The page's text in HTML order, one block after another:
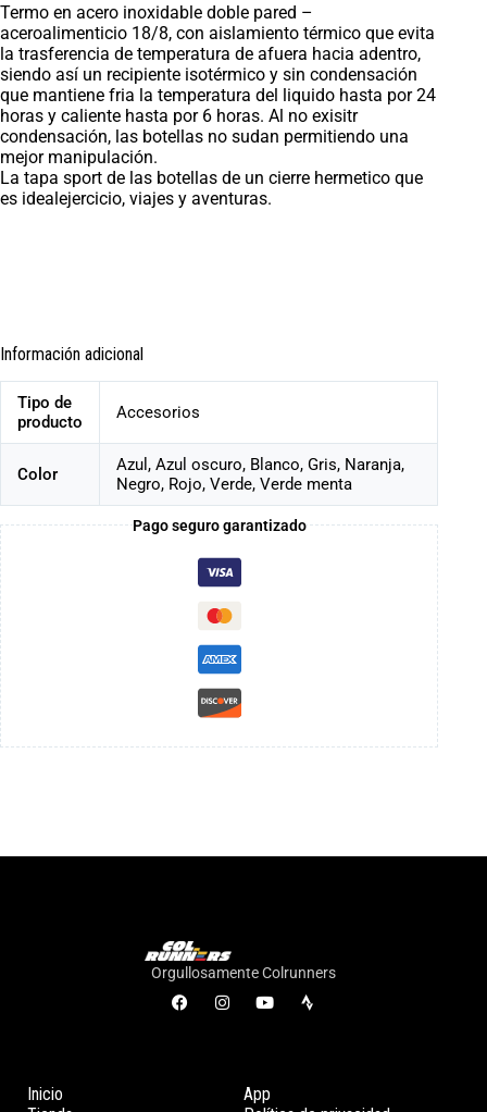
Termo en acero inoxidable doble pared –
aceroalimenticio 18/8, con aislamiento térmico que evita
la trasferencia de temperatura de afuera hacia adentro,
siendo así un recipiente isotérmico y sin condensación
que mantiene fria la temperatura del liquido hasta por 24
horas y caliente hasta por 6 horas. Al no exisitr
condensación, las botellas no sudan permitiendo una
mejor manipulación.
La tapa sport de las botellas de un cierre hermetico que
es idealejercicio, viajes y aventuras.
Información adicional
Tipo de
producto
Accesorios
Color
Azul, Azul oscuro, Blanco, Gris, Naranja,
Negro, Rojo, Verde, Verde menta
Pago seguro garantizado
Orgullosamente Colrunners
Inicio
App